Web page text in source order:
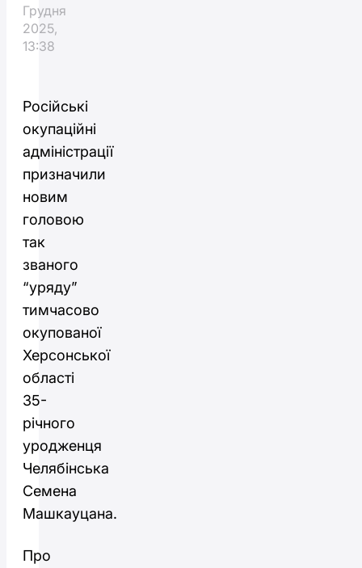
Грудня
2025,
13:38
Російські
окупаційні
адміністрації
призначили
новим
головою
так
званого
“уряду”
тимчасово
окупованої
Херсонської
області
35-
річного
уродженця
Челябінська
Семена
Машкауцана.
Про